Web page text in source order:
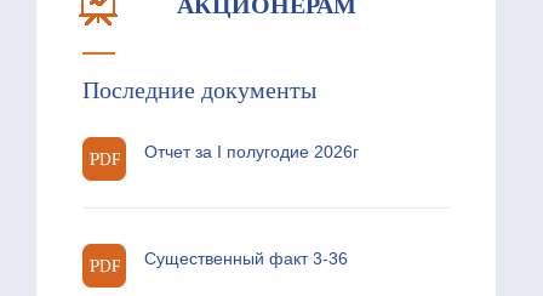
Последние документы
Отчет за I полугодие 2026г
Существенный факт 3-36